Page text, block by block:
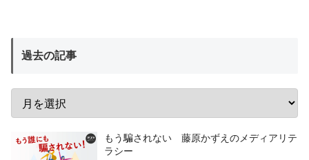
過去の記事
もう騙されない 藤原かずえのメディアリテ
ラシー